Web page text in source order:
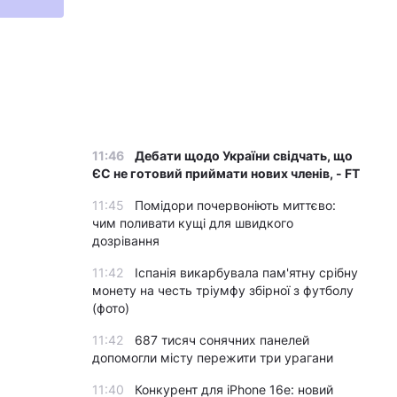
11:46
Дебати щодо України свідчать, що
ЄС не готовий приймати нових членів, - FT
11:45
Помідори почервоніють миттєво:
чим поливати кущі для швидкого
дозрівання
11:42
Іспанія викарбувала пам'ятну срібну
монету на честь тріумфу збірної з футболу
(фото)
11:42
687 тисяч сонячних панелей
допомогли місту пережити три урагани
11:40
Конкурент для iPhone 16e: новий